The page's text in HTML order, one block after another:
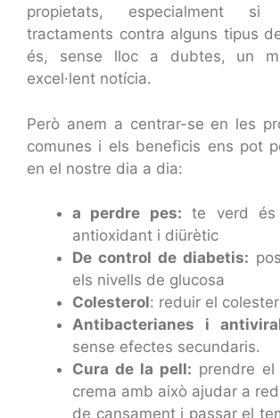
propietats, especialment
tractaments contra alguns tipus
és, sense lloc a dubtes, un
excel·lent notícia.
Però anem a centrar-se en les
comunes i els beneficis ens pot
en el nostre dia a dia:
a perdre pes: te verd és
antioxidant i diürètic
De control de diabetis:
els nivells de glucosa
Colesterol: reduir el
Antibacterianes i
sense efectes secundaris.
Cura de la pell: prendre
crema amb això ajudar a
de cansament i passar el